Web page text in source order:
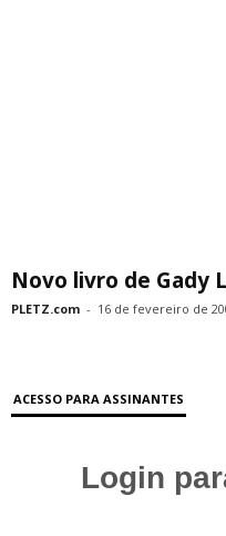
Novo livro de Gady
PLETZ.com - 16 de fevereiro de
ACESSO PARA ASSINANTES
Login